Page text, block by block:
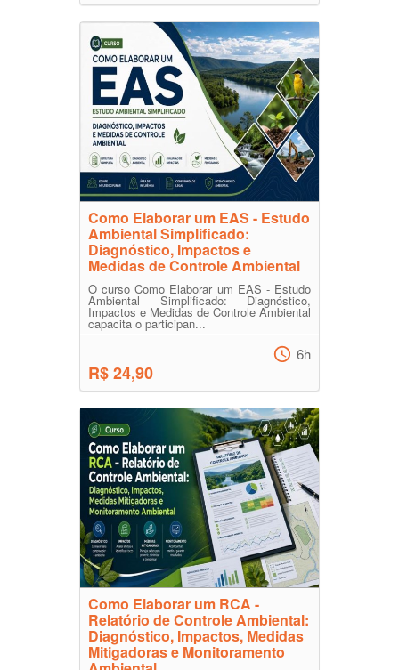
Como Elaborar um EAS - Estudo
Ambiental Simplificado:
Diagnóstico, Impactos e
Medidas de Controle Ambiental
O curso Como Elaborar um EAS - Estudo
Ambiental Simplificado: Diagnóstico,
Impactos e Medidas de Controle Ambiental
capacita o participan...
R$ 24,90
6h
Como Elaborar um RCA -
Relatório de Controle Ambiental:
Diagnóstico, Impactos, Medidas
Mitigadoras e Monitoramento